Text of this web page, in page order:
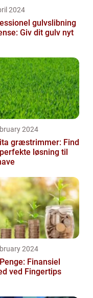
2024
gulvslibning
dit gulv nyt
2024
græstrimmer: Find
løsning til
2024
Finansiel
ved Fingertips